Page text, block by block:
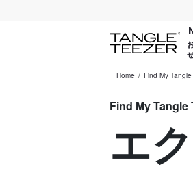
Home Find My
Find My Tangle
エ